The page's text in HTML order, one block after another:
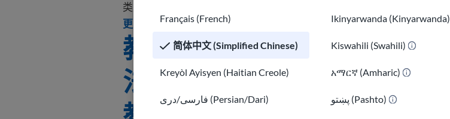
Français (French)
简体中文 (Simplified Chinese)
Kreyòl Ayisyen (Haitian Creole)
فارسی/دری (Persian/Dari)
Ikinyarwanda (Kinyarwanda)
Kiswahili (Swahili)
አማርኛ (Amharic)
پښتو (Pashto)
类型。
更多
Learn more about U.S. education system levels
教育
法和